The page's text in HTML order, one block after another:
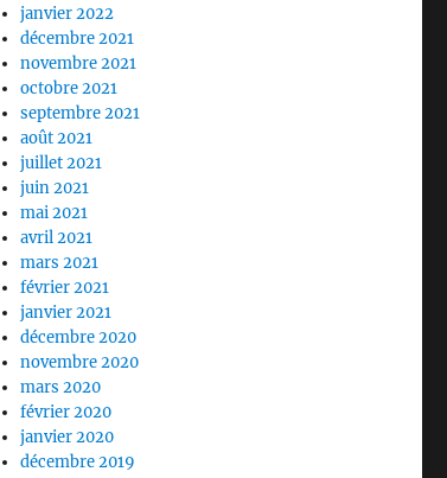
janvier 2022
décembre 2021
novembre 2021
octobre 2021
septembre 2021
août 2021
juillet 2021
juin 2021
mai 2021
avril 2021
mars 2021
février 2021
janvier 2021
décembre 2020
novembre 2020
mars 2020
février 2020
janvier 2020
décembre 2019